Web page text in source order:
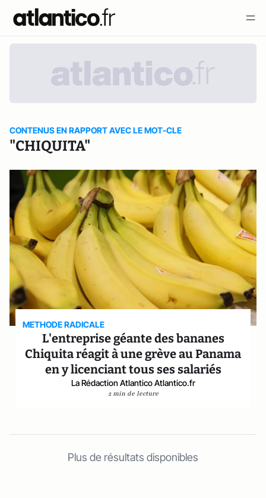
CONTENUS EN RAPPORT AVEC LE MOT-CLE
"CHIQUITA"
METHODE RADICALE
L'entreprise géante des bananes
Chiquita réagit à une grève au Panama
en y licenciant tous ses salariés
La Rédaction Atlantico Atlantico.fr
2 min de lecture
Plus de résultats disponibles